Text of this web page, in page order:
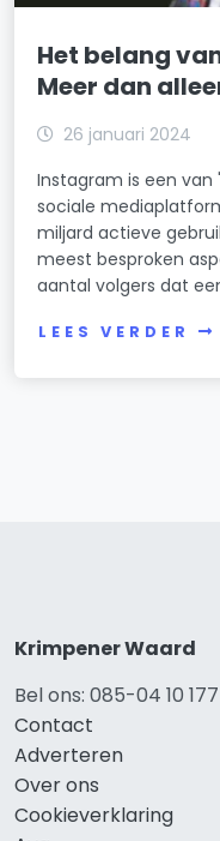
Het belang
Meer dan
26 januari 2024
Instagram is een van
sociale
miljard actieve
meest besproken
aantal volgers dat
LEES VERDER
Krimpener Waard
Bel ons: 085-04 10 177
Contact
Adverteren
Over ons
Cookieverklaring